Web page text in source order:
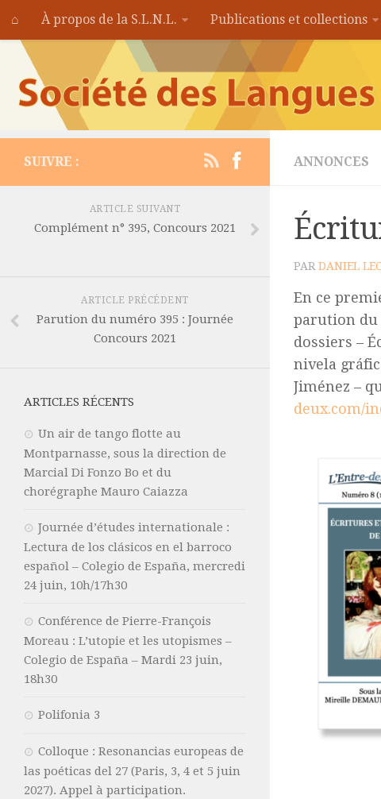
⌂ À propos de la S.L.N.L. Publications et collections
ANNONCES
PAR DANIEL
En ce
parution du
dossiers –
nivela
Jiménez –
deux.com/
SUIVRE :
ARTICLE SUIVANT
Complément n° 395, Concours 2021
ARTICLE PRÉCÉDENT
Parution du numéro 395 : Journée
Concours 2021
ARTICLES RÉCENTS
Un air de tango flotte au
Montparnasse, sous la direction de
Marcial Di Fonzo Bo et du
chorégraphe Mauro Caiazza
Journée d’études internationale :
Lectura de los clásicos en el barroco
español – Colegio de España, mercredi
24 juin, 10h/17h30
Conférence de Pierre-François
Moreau : L’utopie et les utopismes –
Colegio de España – Mardi 23 juin,
18h30
Polifonia 3
Colloque : Resonancias europeas de
las poéticas del 27 (Paris, 3, 4 et 5 juin
2027). Appel à participation.